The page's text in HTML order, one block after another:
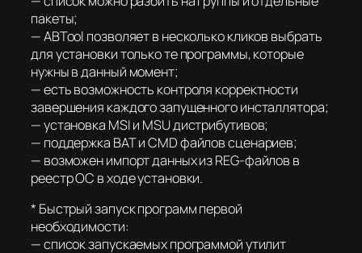
пакеты;
— ABTool позволяет в несколько кликов выбрать
для установки только те программы, которые
нужны в данный момент;
— есть возможность контроля корректности
завершения каждого запущенного инсталлятора;
— установка MSI и MSU дистрибутивов;
— поддержка BAT и CMD файлов сценариев;
— возможен импорт данных из REG-файлов в
реестр ОС в ходе установки.
* Быстрый запуск программ первой
необходимости:
— список запускаемых программой утилит